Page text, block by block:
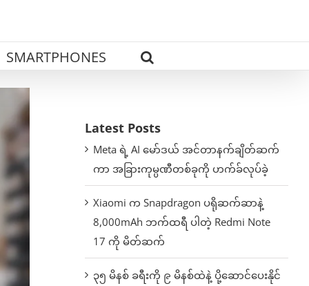
SMARTPHONES
Latest Posts
Meta ရဲ့ AI မော်ဒယ် အင်တာနက်ချိတ်ဆက်
ကာ အခြားကုမ္ပဏီတစ်ခုကို ဟက်ခ်လုပ်ခဲ့
Xiaomi က Snapdragon ပရိုဆက်ဆာနဲ့
8,000mAh ဘက်ထရီ ပါတဲ့ Redmi Note
17 ကို မိတ်ဆက်
၃၅ မိနစ် ခရီးကို ၉ မိနစ်ထဲနဲ့ ပို့ဆောင်ပေးနိုင်